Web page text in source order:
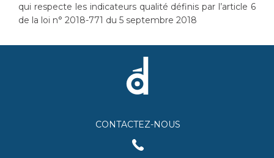
qui respecte les indicateurs qualité définis par l’article 6
de la loi n° 2018-771 du 5 septembre 2018
CONTACTEZ-NOUS